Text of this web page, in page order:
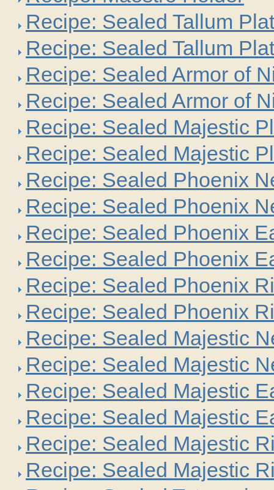
Recipe: Sealed Tallum
Recipe: Sealed Tallum
Recipe: Sealed Armor of
Recipe: Sealed Armor of
Recipe: Sealed Majestic
Recipe: Sealed Majestic
Recipe: Sealed Phoenix
Recipe: Sealed Phoenix
Recipe: Sealed Phoenix
Recipe: Sealed Phoenix
Recipe: Sealed Phoenix
Recipe: Sealed Phoenix
Recipe: Sealed Majestic
Recipe: Sealed Majestic
Recipe: Sealed Majestic
Recipe: Sealed Majestic
Recipe: Sealed Majestic
Recipe: Sealed Majestic